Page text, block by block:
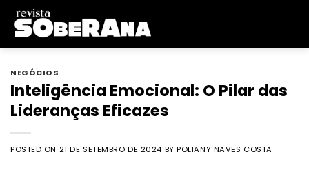
Skip
content
NEGÓCIOS
Inteligência Emocional: O Pilar das
Lideranças Eficazes
POSTED ON 21 DE SETEMBRO DE 2024 BYPOLIANY NAVES COSTA